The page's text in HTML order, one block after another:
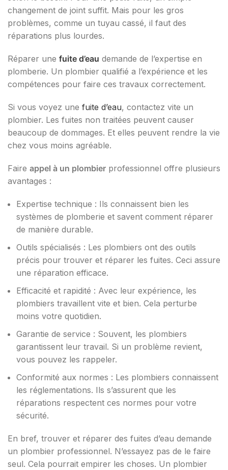
changement de joint suffit. Mais pour les gros
problèmes, comme un tuyau cassé, il faut des
réparations plus lourdes.
Réparer une fuite d’eau demande de l’expertise en
plomberie. Un plombier qualifié a l’expérience et les
compétences pour faire ces travaux correctement.
Si vous voyez une fuite d’eau, contactez vite un
plombier. Les fuites non traitées peuvent causer
beaucoup de dommages. Et elles peuvent rendre la vie
chez vous moins agréable.
Faire appel à un plombier professionnel offre plusieurs
avantages :
Expertise technique : Ils connaissent bien les
systèmes de plomberie et savent comment réparer
de manière durable.
Outils spécialisés : Les plombiers ont des outils
précis pour trouver et réparer les fuites. Ceci assure
une réparation efficace.
Efficacité et rapidité : Avec leur expérience, les
plombiers travaillent vite et bien. Cela perturbe
moins votre quotidien.
Garantie de service : Souvent, les plombiers
garantissent leur travail. Si un problème revient,
vous pouvez les rappeler.
Conformité aux normes : Les plombiers connaissent
les réglementations. Ils s’assurent que les
réparations respectent ces normes pour votre
sécurité.
En bref, trouver et réparer des fuites d’eau demande
un plombier professionnel. N’essayez pas de le faire
seul. Cela pourrait empirer les choses. Un plombier